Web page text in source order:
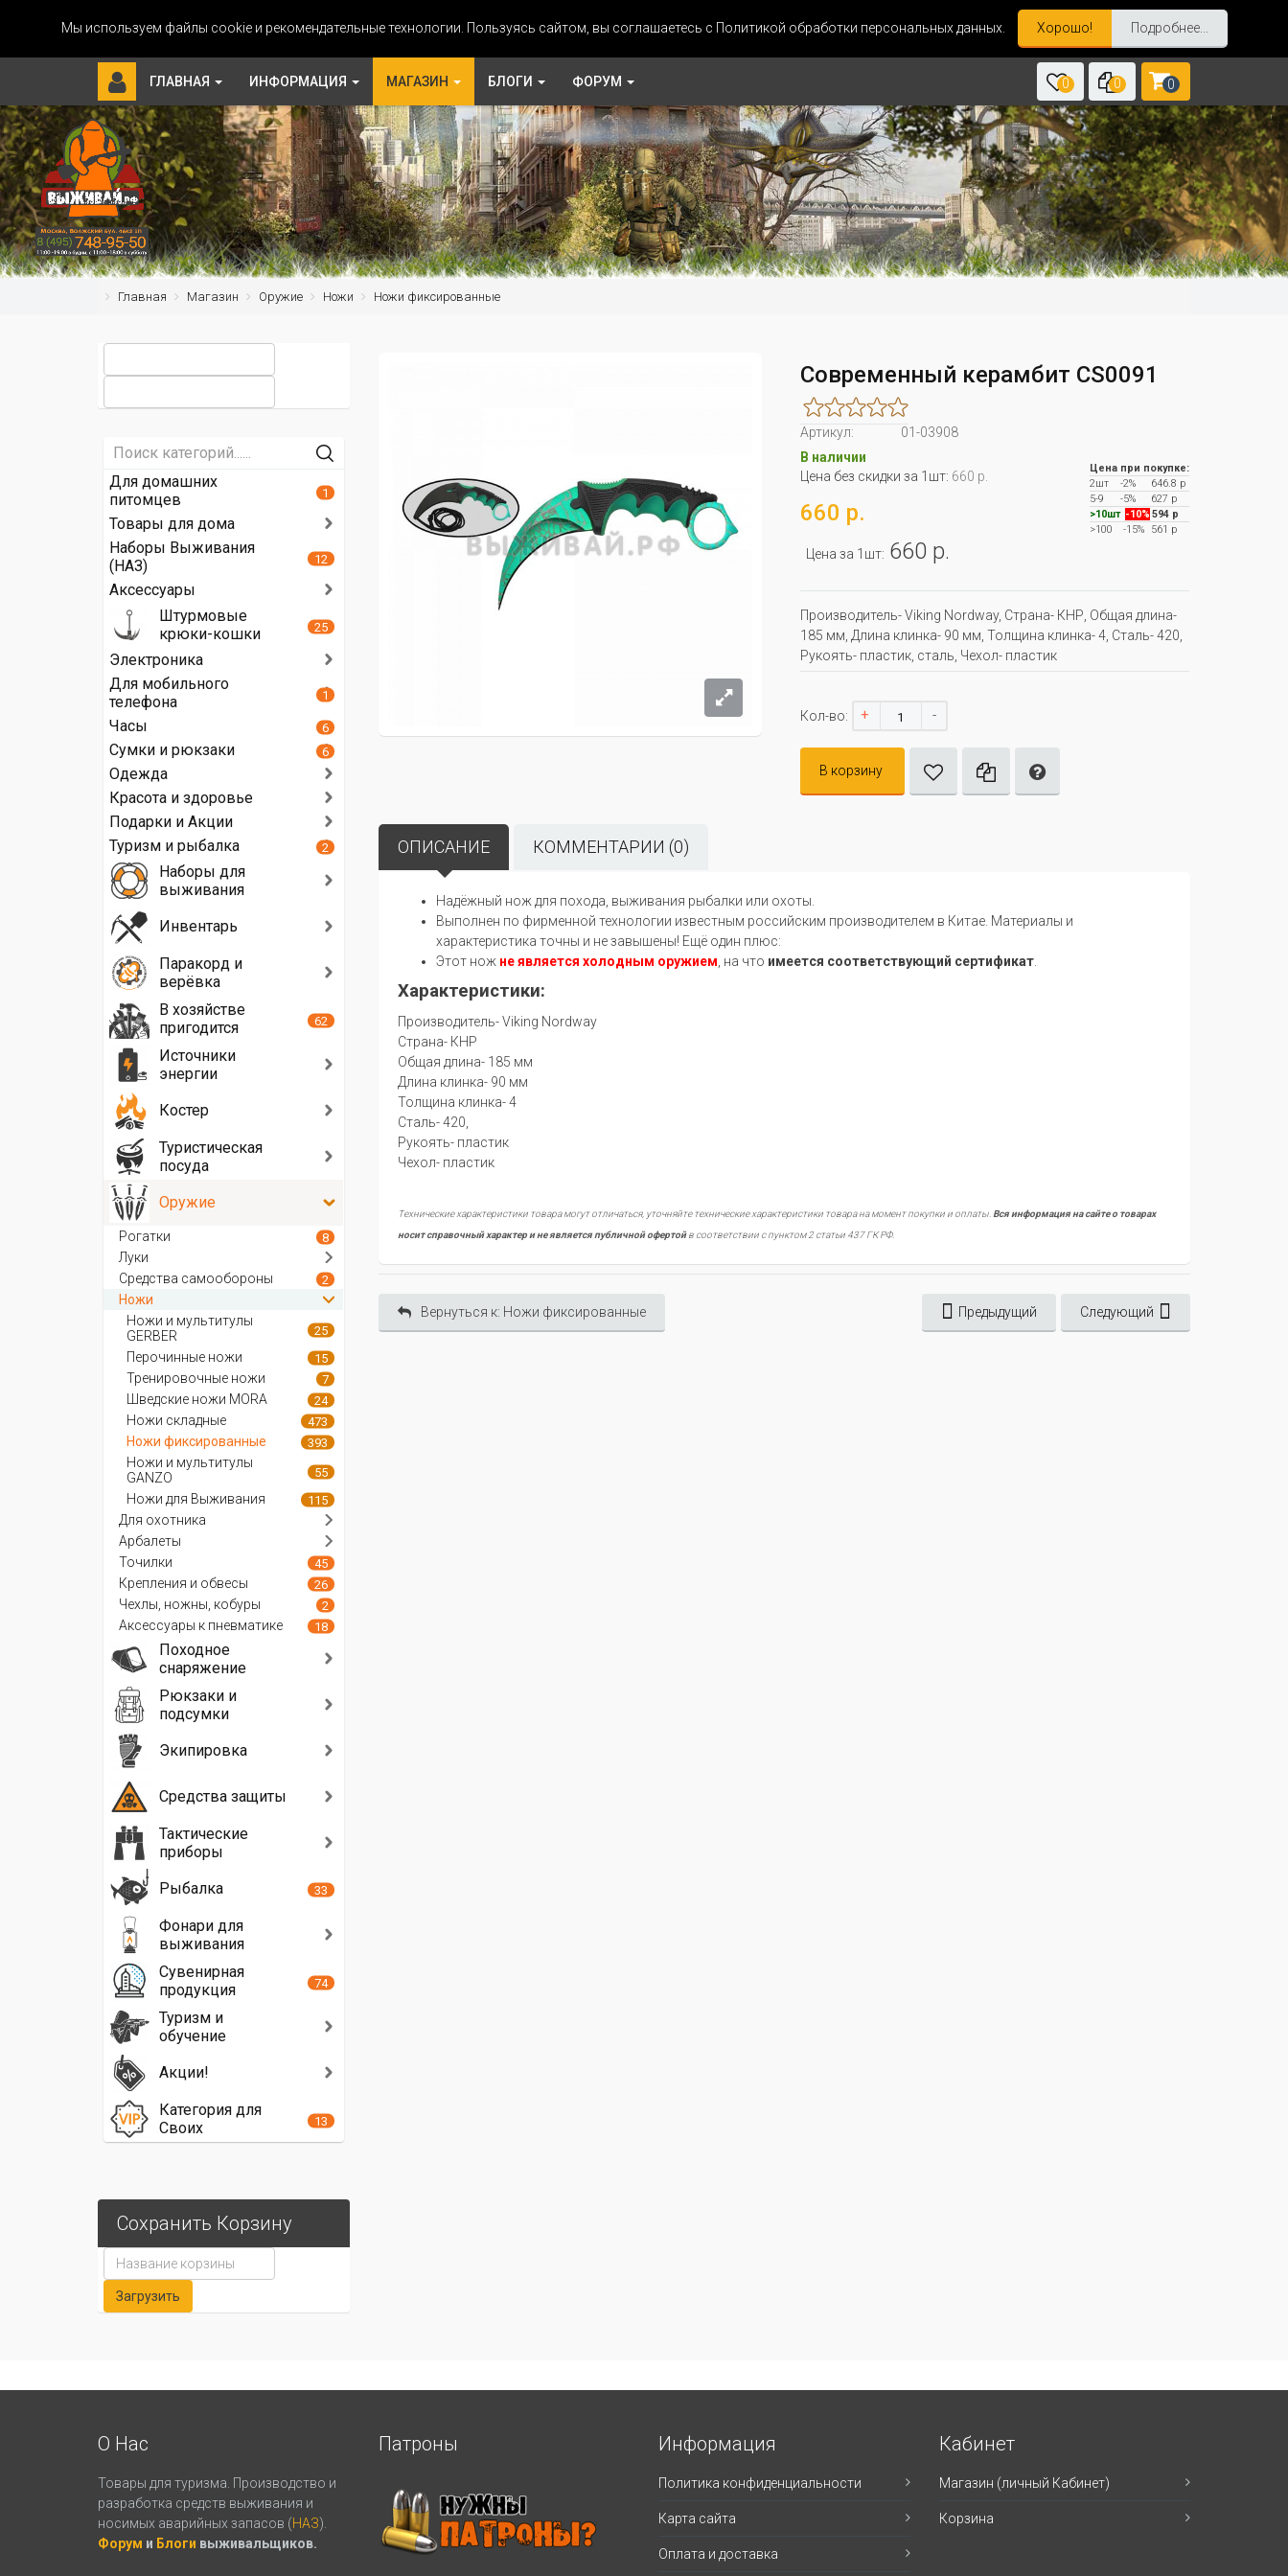
Мы используем файлы cookie и рекомендательные технологии. Пользуясь сайтом, вы соглашаетесь с Политикой обработки персональных данных. Хорошо! Подробнее...
ГЛАВНАЯ ИНФОРМАЦИЯ МАГАЗИН БЛОГИ ФОРУМ 0 0 0
Главная Магазин Оружие Ножи Ножи фиксированные
Современный керамбит CS0091
Артикул:
01-03908
В наличии
Цена без скидки за 1шт: 660 р.
660 р.
Цена за 1шт: 660 р.
Цена при покупке:
2шт
-2%
646.8 р
5-9
-5%
627 р
>10шт -10% 594 р
>100
-15% 561 р
Производитель- Viking Nordway, Страна- КНР, Oбщая длина-
185 мм, Длина клинка- 90 мм, Толщина клинка- 4, Сталь- 420,
Рукоять- пластик, сталь, Чехол- пластик
Кол-во: + -
В корзину
ОПИСАНИЕ КОММЕНТАРИИ (0)
Надёжный нож для похода, выживания рыбалки или охоты.
Выполнен по фирменной технологии известным российским производителем в Китае. Материалы и
характеристика точны и не завышены! Ещё один плюс:
Этот нож не является холодным оружием, на что имеется соответствующий сертификат.
Характеристики:
Производитель- Viking Nordway
Страна- КНР
Oбщая длина- 185 мм
Длина клинка- 90 мм
Толщина клинка- 4
Сталь- 420,
Рукоять- пластик
Чехол- пластик
Технические характеристики товара могут отличаться, уточняйте технические характеристики товара на момент покупки и оплаты.Вся информация на сайте о товарах
носит справочный характер и не является публичной офертойв соответствии с пунктом 2 статьи 437 ГК РФ.
Вернуться к: Ножи фиксированные Предыдущий Следующий
Для домашних
питомцев
1
Товары для дома
Наборы Выживания
(НАЗ)
12
Аксессуары
Штурмовые
крюки-кошки
25
Электроника
Для мобильного
телефона
1
Часы 6
Сумки и рюкзаки 6
Одежда
Красота и здоровье
Подарки и Акции
Туризм и рыбалка
2
Наборы для
выживания
Инвентарь
Паракорд и
верёвка
В хозяйстве
пригодится
62
Источники
энергии
Костер
Туристическая
посуда
Оружие
Рогатки 8
Луки
Средства самообороны
2
Ножи
Ножи и мультитулы
GERBER
25
Перочинные ножи 15
Тренировочные ножи 7
Шведские ножи MORA 24
Ножи складные 473
Ножи фиксированные 393
Ножи и мультитулы
GANZO
55
Ножи для Выживания 115
Для охотника
Арбалеты
Точилки
45
Крепления и обвесы 26
Чехлы, ножны, кобуры 2
Аксессуары к пневматике 18
Походное
снаряжение
Рюкзаки и
подсумки
Экипировка
Средства защиты
Тактические
приборы
Рыбалка
33
Фонари для
выживания
Сувенирная
продукция
74
Туризм и
обучение
Акции!
Категория для
Своих
13
Сохранить Корзину
О Нас
Товары для туризма. Производство и
разработка средств выживания и
носимых аварийных запасов (НАЗ).
Форум и Блоги выживальщиков.
Патроны Информация
Политика конфиденциальности
Карта сайта
Оплата и доставка
Кабинет
Магазин (личный Кабинет)
Корзина